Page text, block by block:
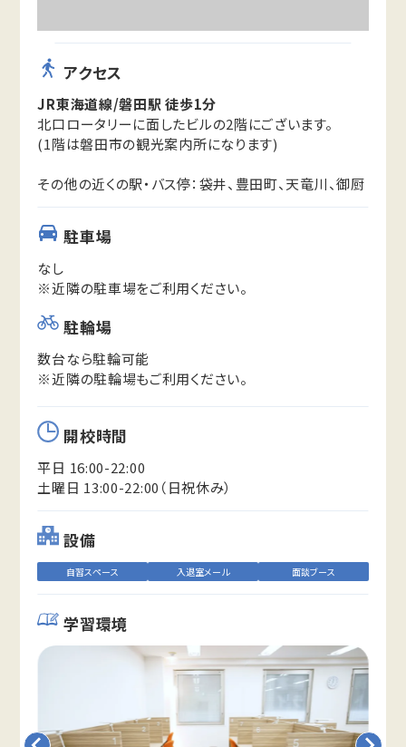
アクセス
JR東海道線/磐田駅 徒歩1分
北口ロータリーに面したビルの2階にございます。
(1階は磐田市の観光案内所になります)
その他の近くの駅・バス停：袋井、豊田町、天竜川、御厨
駐車場
なし
※近隣の駐車場をご利用ください。
駐輪場
数台なら駐輪可能
※近隣の駐輪場もご利用ください。
開校時間
平日 16:00-22:00
土曜日 13:00-22:00（日祝休み）
設備
自習スペース 入退室メール 面談ブース
学習環境